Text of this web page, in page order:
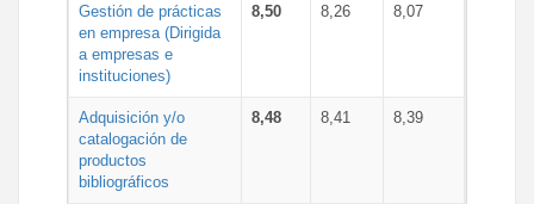
Gestión de prácticas
en empresa (Dirigida
a empresas e
instituciones)
8,50 8,26 8,07
Adquisición y/o
catalogación de
productos
bibliográficos
8,48 8,41 8,39